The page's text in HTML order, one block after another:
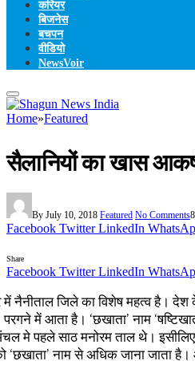
करियर
बिजनेस
बचपन
वीडियो
NewsVoir
Home»Featured
सैलानियों का खास
By July 10, 2018 Featured No Comments
Facebook Twitter LinkedIn
Share
Facebook Twitter LinkedIn
नैनीताल जिले का विशेष महत्व है। देश
परगने में आता है। ‘छखाता’ नाम
मे पहले साठ मनोरम ताल थे। इसीलिए
नाम से अधिक जाना जाता